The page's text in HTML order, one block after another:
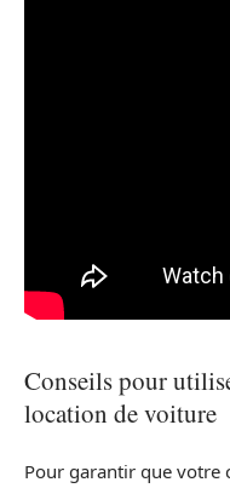
Conseils pour
location de voiture
Pour garantir que votre